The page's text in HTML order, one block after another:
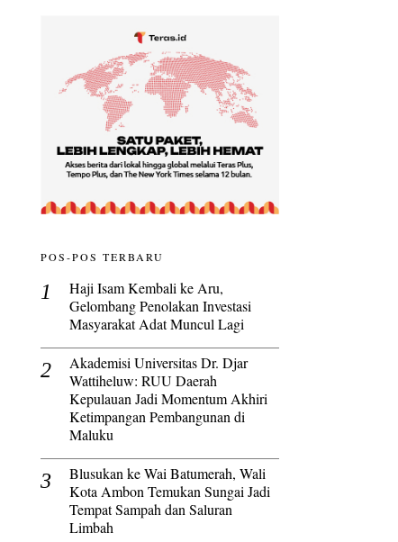
POS-POS TERBARU
Haji Isam Kembali ke Aru,
Gelombang Penolakan Investasi
Masyarakat Adat Muncul Lagi
Akademisi Universitas Dr. Djar
Wattiheluw: RUU Daerah
Kepulauan Jadi Momentum Akhiri
Ketimpangan Pembangunan di
Maluku
Blusukan ke Wai Batumerah, Wali
Kota Ambon Temukan Sungai Jadi
Tempat Sampah dan Saluran
Limbah